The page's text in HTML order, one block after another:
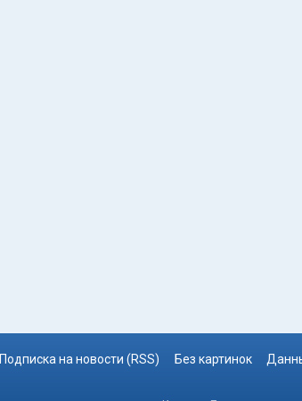
Подписка на новости (RSS) Без картинок